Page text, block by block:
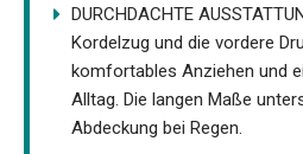
DURCHDACHTE
Kordelzug und die vordere
komfortables Anziehen und
Alltag. Die langen Maße
Abdeckung bei Regen.